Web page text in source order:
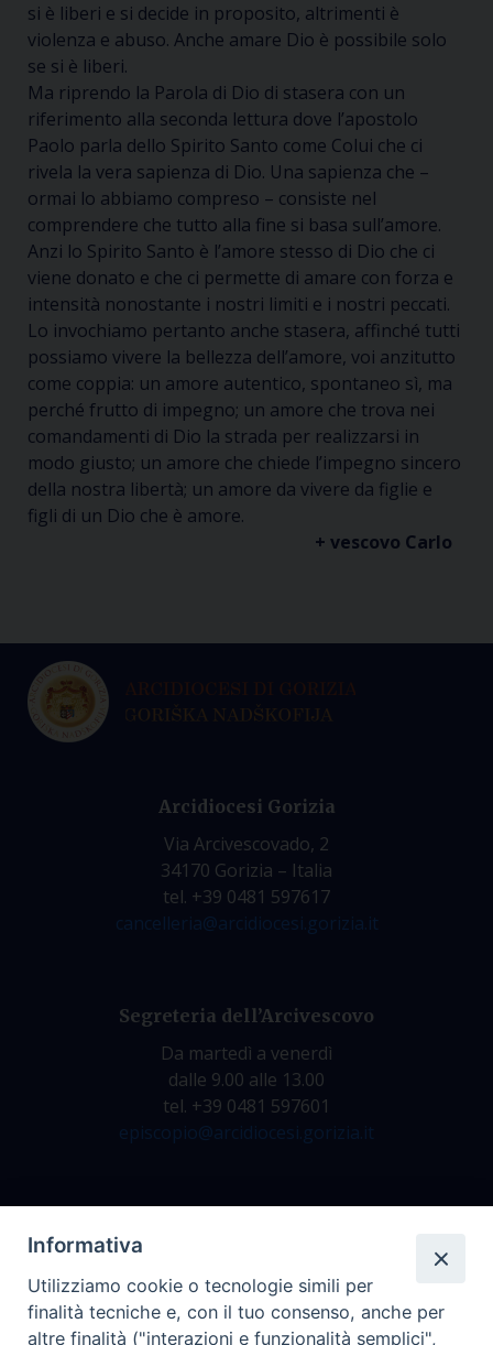
si è liberi e si decide in proposito, altrimenti è
violenza e abuso. Anche amare Dio è possibile solo
se si è liberi.
Ma riprendo la Parola di Dio di stasera con un
riferimento alla seconda lettura dove l’apostolo
Paolo parla dello Spirito Santo come Colui che ci
rivela la vera sapienza di Dio. Una sapienza che –
ormai lo abbiamo compreso – consiste nel
comprendere che tutto alla fine si basa sull’amore.
Anzi lo Spirito Santo è l’amore stesso di Dio che ci
viene donato e che ci permette di amare con forza e
intensità nonostante i nostri limiti e i nostri peccati.
Lo invochiamo pertanto anche stasera, affinché tutti
possiamo vivere la bellezza dell’amore, voi anzitutto
come coppia: un amore autentico, spontaneo sì, ma
perché frutto di impegno; un amore che trova nei
comandamenti di Dio la strada per realizzarsi in
modo giusto; un amore che chiede l’impegno sincero
della nostra libertà; un amore da vivere da figlie e
figli di un Dio che è amore.
+ vescovo Carlo
Arcidiocesi Gorizia
Via Arcivescovado, 2
34170 Gorizia – Italia
tel. +39 0481 597617
cancelleria@arcidiocesi.gorizia.it
Segreteria dell’Arcivescovo
Da martedì a venerdì
dalle 9.00 alle 13.00
tel. +39 0481 597601
episcopio@arcidiocesi.gorizia.it
dalle 9.00 alle 12.30
tel. +39 0481 597628
Informativa
Utilizziamo cookie o tecnologie simili per
finalità tecniche e, con il tuo consenso, anche per
altre finalità ("interazioni e funzionalità semplici",